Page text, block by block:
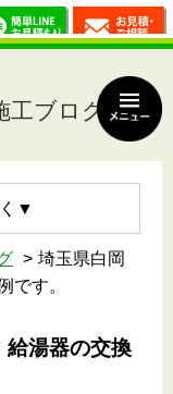
工ブログ
埼玉県白岡
です。
給湯器の交換